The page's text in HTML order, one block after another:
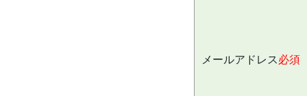
メールアドレス必須